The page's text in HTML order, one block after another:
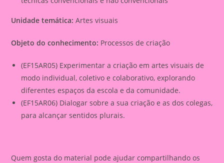
Unidade temática: Artes visuais
Objeto do conhecimento: Processos de criação
(EF15AR05) Experimentar a criação em artes visuais de
modo individual, coletivo e colaborativo, explorando
diferentes espaços da escola e da comunidade.
(EF15AR06) Dialogar sobre a sua criação e as dos colegas,
para alcançar sentidos plurais.
Quem gosta do material pode ajudar compartilhando os